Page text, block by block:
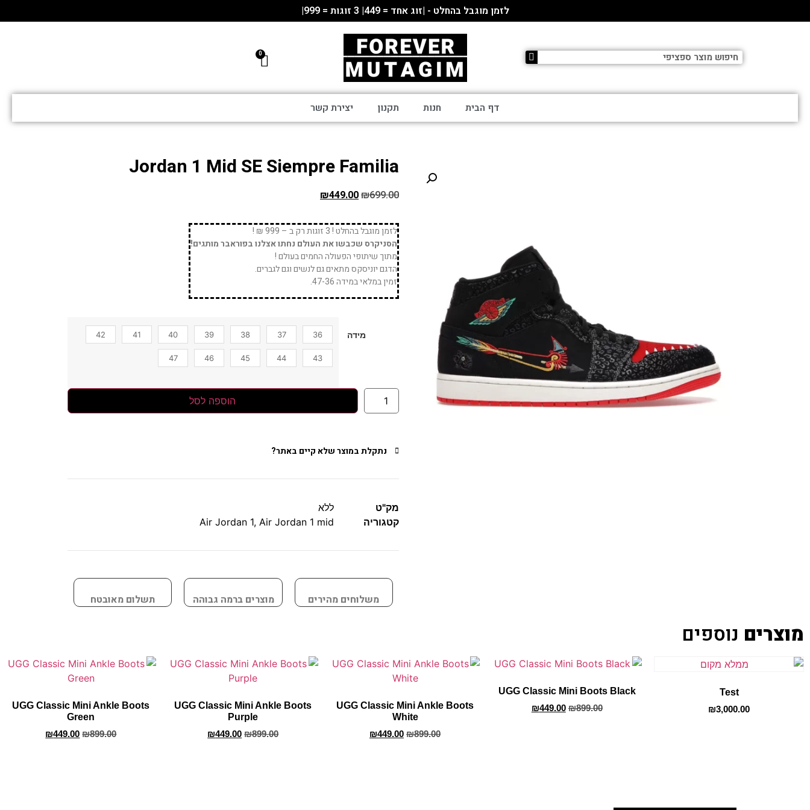
לזמן מוגבל בהחלט - |זוג אחד = 449| 3 זוגות = 999|
דף הבית חנות תקנון יצירת קשר
Jordan 1 Mid SE Siempre Familia
₪699.00
₪449.00
לזמן מוגבל בהחלט ! 3 זוגות רק ב – 999 ₪ !
הסניקרס שכבשו את העולם נחתו אצלנו בפוראבר מותגים!
מתוך שיתופי הפעולה החמים בעולם !
הדגם יוניסקס מתאים גם לנשים וגם לגברים.
זמין במלאי במידה 47-36.
מידה 36
37
38
39
40
41
42
43
44
45
46
47
הוספה לסל
נתקלת במוצר שלא קיים באתר?
מק"ט
ללא
קטגוריה
Air Jordan 1, Air Jordan 1 mid
משלוחים מהירים מוצרים ברמה גבוהה תשלום מאובטח
מוצרים נוספים
Test
₪3,000.00
UGG Classic Mini Boots Black
₪899.00
₪449.00
UGG Classic Mini Ankle Boots
White
₪899.00
₪449.00
UGG Classic Mini Ankle Boots
Purple
₪899.00
₪449.00
UGG Classic Mini Ankle Boots
Green
₪899.00
₪449.00